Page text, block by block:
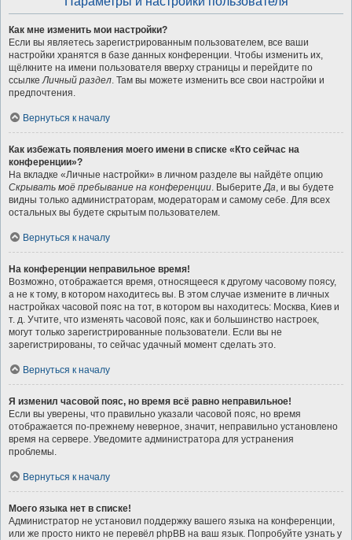
Как мне изменить мои настройки?
Если вы являетесь зарегистрированным пользователем, все ваши
настройки хранятся в базе данных конференции. Чтобы изменить их,
щёлкните на имени пользователя вверху страницы и перейдите по
ссылкеЛичный раздел. Там вы можете изменить все свои настройки и
предпочтения.
Вернуться к началу
Как избежать появления моего имени в списке «Кто сейчас на
конференции»?
На вкладке «Личные настройки» в личном разделе вы найдёте опцию
Скрывать моё пребывание на конференции. ВыберитеДа, и вы будете
видны только администраторам, модераторам и самому себе. Для всех
остальных вы будете скрытым пользователем.
Вернуться к началу
На конференции неправильное время!
Возможно, отображается время, относящееся к другому часовому поясу,
а не к тому, в котором находитесь вы. В этом случае измените в личных
настройках часовой пояс на тот, в котором вы находитесь: Москва, Киев и
т. д. Учтите, что изменять часовой пояс, как и большинство настроек,
могут только зарегистрированные пользователи. Если вы не
зарегистрированы, то сейчас удачный момент сделать это.
Вернуться к началу
Я изменил часовой пояс, но время всё равно неправильное!
Если вы уверены, что правильно указали часовой пояс, но время
отображается по-прежнему неверное, значит, неправильно установлено
время на сервере. Уведомите администратора для устранения
проблемы.
Вернуться к началу
Моего языка нет в списке!
Администратор не установил поддержку вашего языка на конференции,
или же просто никто не перевёл phpBB на ваш язык. Попробуйте узнать у